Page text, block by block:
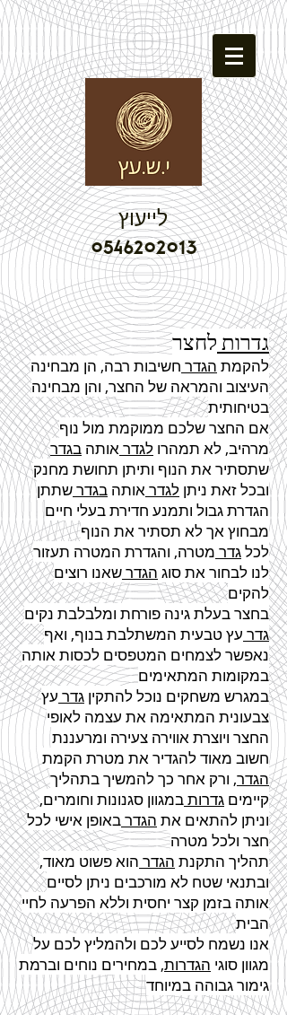
לייעוץ
0546202013
גדרות לחצר
להקמת הגדר חשיבות רבה, הן מבחינה
העיצוב והמראה של החצר, והן מבחינה
בטיחותית
אם החצר שלכם ממוקמת מול נוף
מרהיב, לא תמהרו לגדראותה בגדר
שתסתיר את הנוף ותיתן תחושת מחנק
ובכל זאת ניתן לגדראותה בגדרשתתן
הגדרת גבול ותמנע חדירת בעלי חיים
מבחוץ אך לא תסתיר את הנוף
לכלגדר מטרה, והגדרת המטרה תעזור
לנו לבחור את סוג הגדרשאנו רוצים
להקים
בחצר בעלת גינה פורחת ומלבלבת נקים
גדר עץ טבעית המשתלבת בנוף, ואף
נאפשר לצמחים המטפסים לכסות אותה
במקומות המתאימים
במגרש משחקים נוכל להתקין גדר עץ
צבעונית המתאימה את עצמה לאופי
החצר ויוצרת אווירה צעירה ומרעננת
חשוב מאוד להגדיר את מטרת הקמת
הגדר, ורק אחר כך להמשיך בתהליך
קיימים גדרותבמגוון סגנונות וחומרים,
וניתן להתאים את הגדרבאופן אישי לכל
חצר ולכל מטרה
תהליך התקנת הגדר הוא פשוט מאוד,
ובתנאי שטח לא מורכבים ניתן לסיים
אותה בזמן קצר יחסית וללא הפרעה לחיי
הבית
אנו נשמח לסייע לכם ולהמליץ לכם על
מגוון סוגי הגדרות, במחירים נוחים וברמת
גימור גבוהה במיוחד